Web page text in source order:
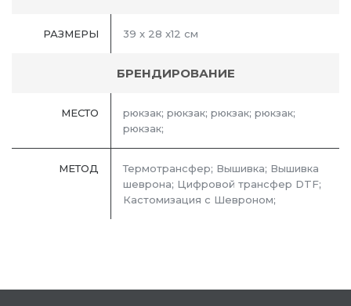
РАЗМЕРЫ 39 x 28 x12 см
БРЕНДИРОВАНИЕ
МЕСТО
рюкзак; рюкзак; рюкзак; рюкзак;
рюкзак;
МЕТОД
Термотрансфер; Вышивка; Вышивка
шеврона; Цифровой трансфер DTF;
Кастомизация с Шевроном;